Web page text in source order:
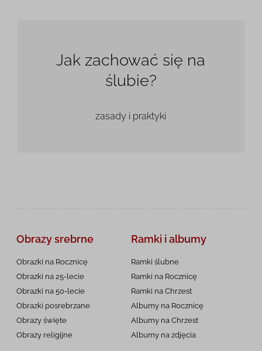
Jak zachować się na
ślubie?
zasady i praktyki
Obrazy srebrne
Obrazki na Rocznicę
Obrazki na 25-lecie
Obrazki na 50-lecie
Obrazki posrebrzane
Obrazy święte
Obrazy religijne
Ramki i albumy
Ramki ślubne
Ramki na Rocznicę
Ramki na Chrzest
Albumy na Rocznicę
Albumy na Chrzest
Albumy na zdjęcia